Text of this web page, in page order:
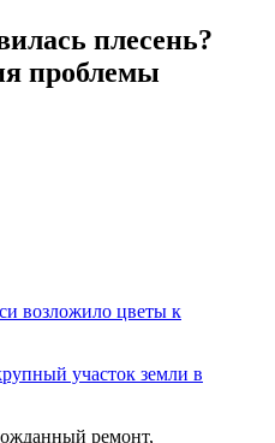
плесень?
проблемы
возложило цветы к
участок земли в
ремонт,